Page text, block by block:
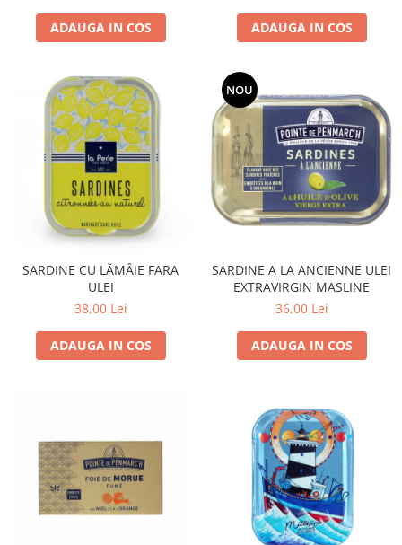
ADAUGA IN COS ADAUGA IN COS
SARDINE CU LĂMÂIE FARA
ULEI
38,00 Lei
ADAUGA IN COS
NOU
SARDINE A LA ANCIENNE ULEI
EXTRAVIRGIN MASLINE
36,00 Lei
ADAUGA IN COS